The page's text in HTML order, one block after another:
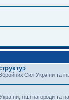
Сил України та
інші нагороди та